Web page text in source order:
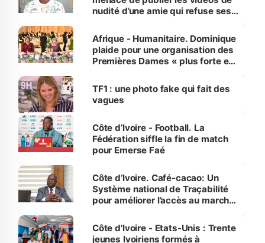
nudité d’une amie qui refuse ses
Afrique - Humanitaire. Dominique
plaide pour une organisation des
Premières Dames « plus forte et
sur la scène internationale »
TF1 : une photo fake qui fait des
vagues
Côte d’Ivoire - Football. La
Fédération siffle la fin de match
pour Emerse Faé
Côte d’Ivoire. Café-cacao: Un
Système national de Traçabilité
pour améliorer l’accès au marché
Côte d'Ivoire - Etats-Unis : Trente
jeunes Ivoiriens formés à